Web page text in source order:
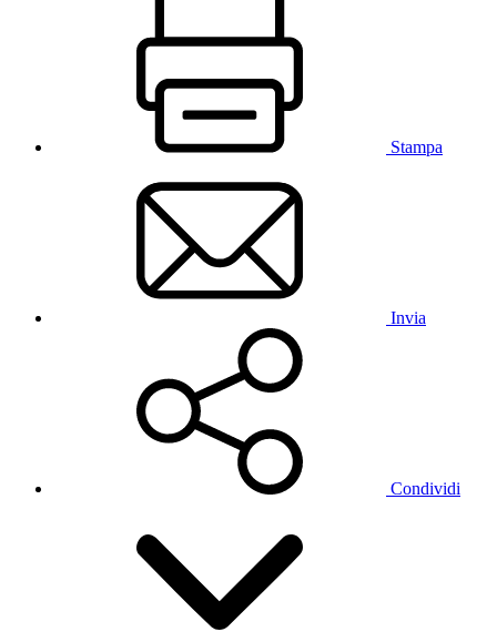
Stampa
Invia
Condividi